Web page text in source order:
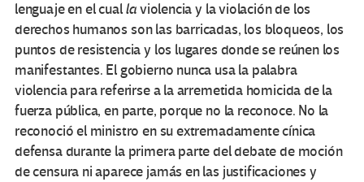
lenguaje en el cuallaviolencia y la violación de los
derechos humanos son las barricadas, los bloqueos, los
puntos de resistencia y los lugares donde se reúnen los
manifestantes. El gobierno nunca usa la palabra
violencia para referirse a la arremetida homicida de la
fuerza pública, en parte, porque no la reconoce. No la
reconoció el ministro en su extremadamente cínica
defensa durante la primera parte del debate de moción
de censura ni aparece jamás en las justificaciones y